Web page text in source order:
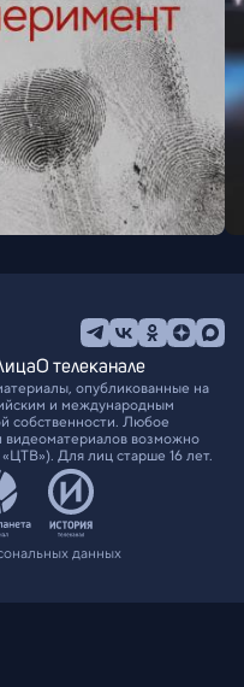
О телеканале
опубликованные на
и международным
собственности. Любое
видеоматериалов возможно
Для лиц старше 16 лет.
данных